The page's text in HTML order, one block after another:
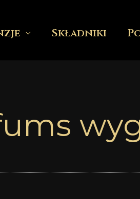
Składniki